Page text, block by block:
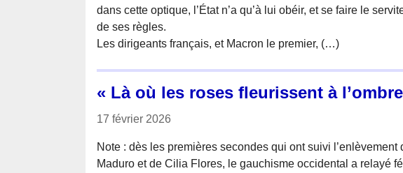
dans cette optique, l’État n’a qu’à lui obéir, et se faire le
de ses règles.
Les dirigeants français, et Macron le premier, (…)
« Là où les roses fleurissent à
17 février 2026
Note : dès les premières secondes qui ont suivi l’enlèvement
Maduro et de Cilia Flores, le gauchisme occidental a relayé